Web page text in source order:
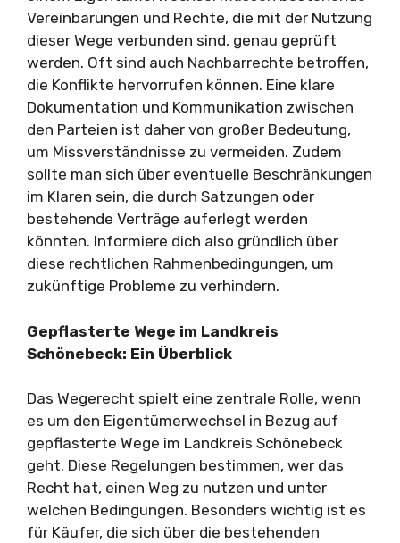
Vereinbarungen und Rechte, die mit der Nutzung
dieser Wege verbunden sind, genau geprüft
werden. Oft sind auch Nachbarrechte betroffen,
die Konflikte hervorrufen können. Eine klare
Dokumentation und Kommunikation zwischen
den Parteien ist daher von großer Bedeutung,
um Missverständnisse zu vermeiden. Zudem
sollte man sich über eventuelle Beschränkungen
im Klaren sein, die durch Satzungen oder
bestehende Verträge auferlegt werden
könnten. Informiere dich also gründlich über
diese rechtlichen Rahmenbedingungen, um
zukünftige Probleme zu verhindern.
Gepflasterte Wege im Landkreis
Schönebeck: Ein Überblick
Das Wegerecht spielt eine zentrale Rolle, wenn
es um den Eigentümerwechsel in Bezug auf
gepflasterte Wege im Landkreis Schönebeck
geht. Diese Regelungen bestimmen, wer das
Recht hat, einen Weg zu nutzen und unter
welchen Bedingungen. Besonders wichtig ist es
für Käufer, die sich über die bestehenden